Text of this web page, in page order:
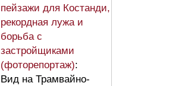
пейзажи для Костанди,
рекордная лужа и
борьба с
застройщиками
(фоторепортаж):
Вид на Трамвайно-